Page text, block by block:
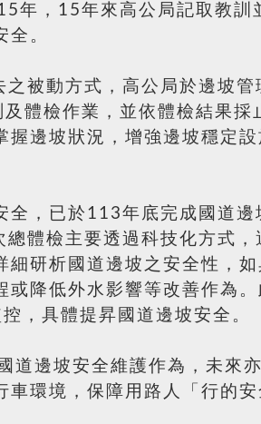
，15年來高公局記取教訓
。
被動方式，高公局於邊坡管
體檢作業，並依體檢結果採
邊坡狀況，增強邊坡穩定設
全，已於113年底完成國道邊
體檢主要透過科技化方式，
研析國道邊坡之安全性，
降低外水影響等改善作為
，具體提昇國道邊坡安全。
道邊坡安全維護作為，未來
環境，保障用路人「行的安